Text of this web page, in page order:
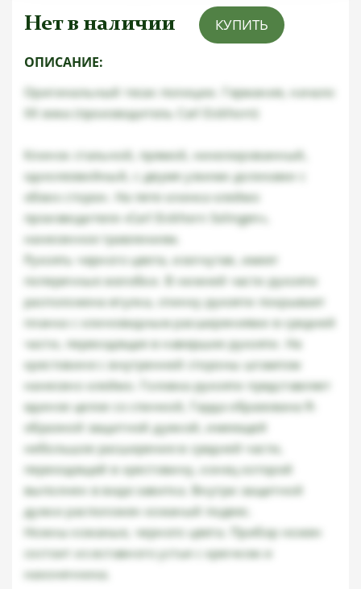
Нет в наличии КУПИТЬ
ОПИСАНИЕ:
Оригинальный тесак полиции. Германия, начало
ХХ века (производитель Carl Eickhorn)
Клинок стальной, прямой, никелированный,
однолезвийный, с двумя узкими доликами с
обеих сторон. На пяте клинка клеймо
производителя «Carl Eickhorn Solingen»,
нанесенное травлением.
Рукоять черного цвета, изогнутая, имеет
поперечные желобки. В нижней части рукояти
расположена втулка, спинку рукояти покрывает
планка с клиновидным расширениями в средней
части, переходящая в навершие рукояти. На
крестовине с внутренней стороны штампом
нанесено клеймо. Головка рукояти представляет
единое целое со спинкой, Гарда образована R-
образной защитной дужкой, имеющей
небольшое расширение в средней части,
переходящей в крестовину, конец которой
выполнен в виде завитка. Внутри защитной
дужки расположен кожаный подвес.
Ножны кожаные, черного цвета. Прибор ножен
состоит из вставного устья с крючком и
наконечника.